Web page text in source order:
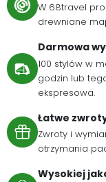
W 68travel
drewniane
Darmowa
100 stylów w
godzin lub
ekspresowa.
Łatwe
Zwroty i
otrzymania
Wysokiej